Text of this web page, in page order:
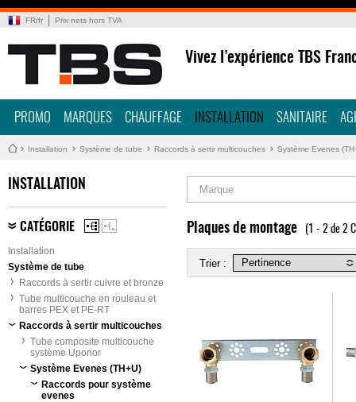
FR/fr Prix nets hors TVA
Vivez l’expérience TBS
PROMO MARQUES CHAUFFAGE INSTALLATION SANITAIRE
Installation Système de tube Raccords à sertir multicouches Système Evenes
INSTALLATION
CATÉGORIE
Installation
Système de tube
Raccords à sertir cuivre et bronze
Tube multicouche en rouleau et
barres PEX et PE-RT
Raccords à sertir multicouches
Tube composite multicouche
système Uponor
Système Evenes (TH+U)
Raccords pour système
evenes
Marque
Plaques de montage (1 - 2 de 2
Trier :